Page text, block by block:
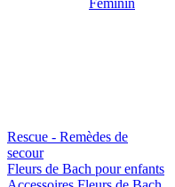
Féminin
Rescue - Remèdes de
secour
Fleurs de Bach pour enfants